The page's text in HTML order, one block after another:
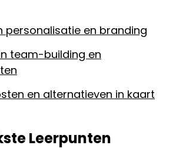
personalisatie en branding
team-building en
en alternatieven in kaart
Leerpunten